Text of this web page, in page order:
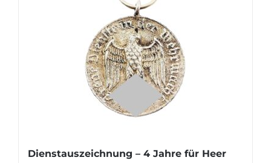
Dienstauszeichnung – 4 Jahre für Heer